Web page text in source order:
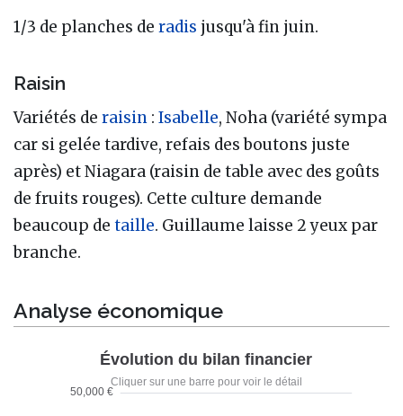
1/3 de planches de radis jusqu'à fin juin.
Raisin
Variétés de raisin : Isabelle, Noha (variété sympa
car si gelée tardive, refais des boutons juste
après) et Niagara (raisin de table avec des goûts
de fruits rouges). Cette culture demande
beaucoup de taille. Guillaume laisse 2 yeux par
branche.
Analyse économique